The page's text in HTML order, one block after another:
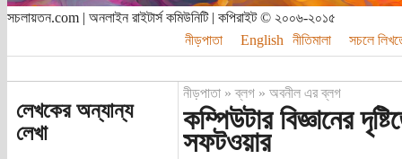
সচলায়তন.com | অনলাইন রাইটার্স কমিউনিটি | কপিরাইট © ২০০৬-২০১৫
নীড়পাতা
English নীতিমালা সচলে
লেখকের অন্যান্য
লেখা
নীড়পাতা»ব্লগ» অবনীল এর ব্লগ
কম্পিউটার বিজ্ঞানের
সফটওয়ার